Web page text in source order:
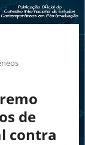
de
contra